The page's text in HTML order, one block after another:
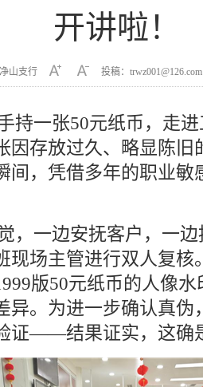
开讲啦！
山支行 投稿：
持一张50元纸币，走
因存放过久、略显陈旧
间，凭借多年的职业敏
，一边安抚客户，一
现场主管进行双人复核
版50元纸币的人像
异。为进一步确认真伪
证——结果证实，这确